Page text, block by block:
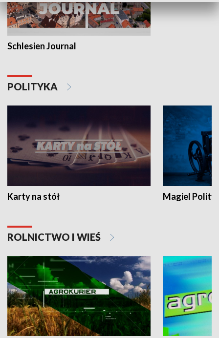
Schlesien Journal
POLITYKA
Karty na stół Magiel
ROLNICTWO I WIEŚ